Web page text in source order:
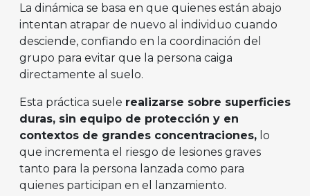
La dinámica se basa en que quienes están abajo
intentan atrapar de nuevo al individuo cuando
desciende, confiando en la coordinación del
grupo para evitar que la persona caiga
directamente al suelo.
Esta práctica suele realizarse sobre superficies
duras, sin equipo de protección y en
contextos de grandes concentraciones, lo
que incrementa el riesgo de lesiones graves
tanto para la persona lanzada como para
quienes participan en el lanzamiento.